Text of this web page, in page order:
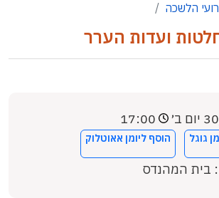
הלשכה
ועדות הערר
ב׳
גוגל הוסף ליומן אאוטלוק
בית המהנדס